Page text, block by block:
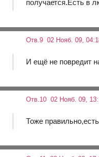
получается.Есть в
Отв.9 02 Нояб. 09,
И ещё не повредит
Отв.10 02 Нояб. 09,
Тоже